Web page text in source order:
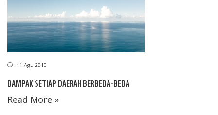
11 Agu 2010
DAMPAK SETIAP DAERAH BERBEDA-BEDA
Read More »